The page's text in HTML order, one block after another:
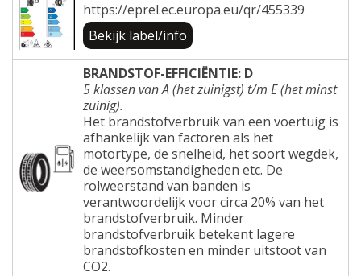
https://eprel.ec.europa.eu/qr/455339
Bekijk label/info
BRANDSTOF-EFFICIËNTIE: D
5 klassen van A (het zuinigst) t/m E (het minst
zuinig).
Het brandstofverbruik van een voertuig is
afhankelijk van factoren als het
motortype, de snelheid, het soort wegdek,
de weersomstandigheden etc. De
rolweerstand van banden is
verantwoordelijk voor circa 20% van het
brandstofverbruik. Minder
brandstofverbruik betekent lagere
brandstofkosten en minder uitstoot van
CO2.